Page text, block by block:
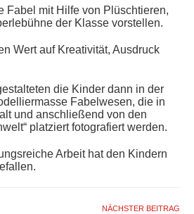
Fabel mit Hilfe von Plüschtieren,
der Klasse vorstellen.
Wert auf Kreativität, Ausdruck
die Kinder dann in der
Fabelwesen, die in
und anschließend von den
platziert fotografiert werden.
Arbeit hat den Kindern
NÄCHSTER BEITRAG